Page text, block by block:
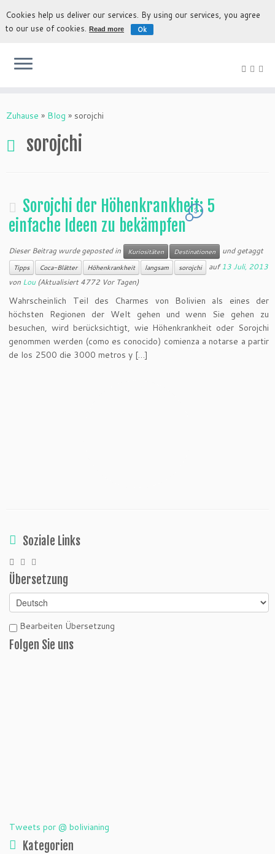
Die authentische Erfahrung nach Bolivien entdecken
Zuhause » Blog » sorojchi
sorojchi
Sorojchi der Höhenkrankheit: 5
einfache Ideen zu bekämpfen
3
Dieser Beitrag wurde geposted in Kuriositäten Destinationen und getaggt
Tipps Coca-Blätter Höhenkrankheit langsam sorojchi auf13 Juli, 2013
von Lou(Aktualisiert 4772 Vor Tagen)
Wahrscheinlich Teil des Charmes von Bolivien als eines der
höchsten Regionen der Welt gehen und wenn Sie gehen zu
besuchen, wird berücksichtigt, wie Höhenkrankheit oder Sorojchi
genommen werden (como es conocido) comienza a notarse a partir
de los 2500 die 3000 metros y […]
Soziale Links
Übersetzung
Bearbeiten Übersetzung
Folgen Sie uns
Tweets por @ bolivianing
Kategorien
Cookies help us deliver our services. By using our services, you agree
to our use of cookies.Read more Ok